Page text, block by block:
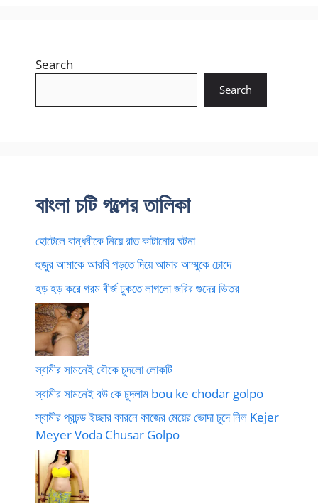
Search
Search
বাংলা চটি গল্পের তালিকা
হোটেলে বান্ধবীকে নিয়ে রাত কাটানোর ঘটনা
হুজুর আমাকে আরবি পড়তে দিয়ে আমার আম্মুকে চোদে
হড় হড় করে গরম বীর্জ ঢুকতে লাগলো জরির গুদের ভিতর
স্বামীর সামনেই বৌকে চুদলো লোকটি
স্বামীর সামনেই বউ কে চুদলাম bou ke chodar golpo
স্বামীর প্রচন্ড ইচ্ছার কারনে কাজের মেয়ের ভোদা চুদে নিল Kejer
Meyer Voda Chusar Golpo